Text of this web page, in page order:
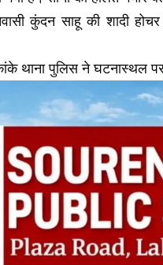
कुंदन साहू की शादी
थाना पुलिस ने घटनास्थल